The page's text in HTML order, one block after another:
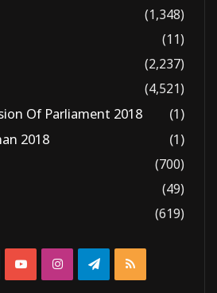
(1,348)
(11)
(2,237)
(4,521)
Of Parliament 2018
(1)
2018
(1)
(700)
(49)
(619)
YouTubeInstagramTelegram
RSS